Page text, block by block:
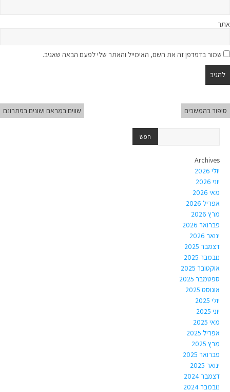
אתר
שמור בדפדפן זה את השם, האימייל והאתר שלי לפעם הבאה שאגיב.
סיפור בהמשכים שווים במראם ושונים בפתרונם
Archives
יולי 2026
יוני 2026
מאי 2026
אפריל 2026
מרץ 2026
פברואר 2026
ינואר 2026
דצמבר 2025
נובמבר 2025
אוקטובר 2025
ספטמבר 2025
אוגוסט 2025
יולי 2025
יוני 2025
מאי 2025
אפריל 2025
מרץ 2025
פברואר 2025
ינואר 2025
דצמבר 2024
נובמבר 2024